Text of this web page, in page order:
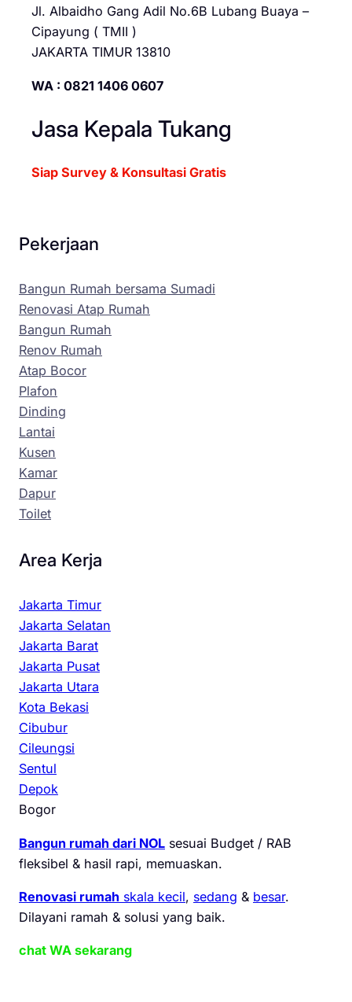
Jl. Albaidho Gang Adil No.6B Lubang Buaya –
Cipayung ( TMII )
JAKARTA TIMUR 13810
WA : 0821 1406 0607
Jasa Kepala Tukang
Siap Survey & Konsultasi Gratis
Pekerjaan
Bangun Rumah bersama Sumadi
Renovasi Atap Rumah
Bangun Rumah
Renov Rumah
Atap Bocor
Plafon
Dinding
Lantai
Kusen
Kamar
Dapur
Toilet
Area Kerja
Jakarta Timur
Jakarta Selatan
Jakarta Barat
Jakarta Pusat
Jakarta Utara
Kota Bekasi
Cibubur
Cileungsi
Sentul
Depok
Bogor
Bangun rumah dari NOL sesuai Budget / RAB
fleksibel & hasil rapi, memuaskan.
Renovasi rumah skala kecil, sedang & besar.
Dilayani ramah & solusi yang baik.
chat WA sekarang